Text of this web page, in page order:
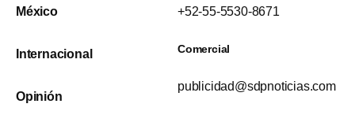
México
Internacional
Opinión
+52-55-5530-8671
Comercial
publicidad@sdpnoticias.com